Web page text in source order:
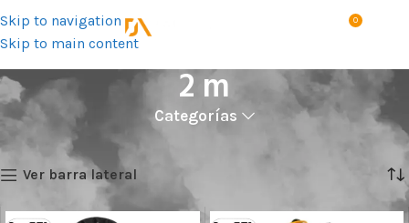
Skip to navigation
Skip to main content
MENÚ 0
2 m
Categorías
Talla del producto Showing all 6 results
Ver barra lateral